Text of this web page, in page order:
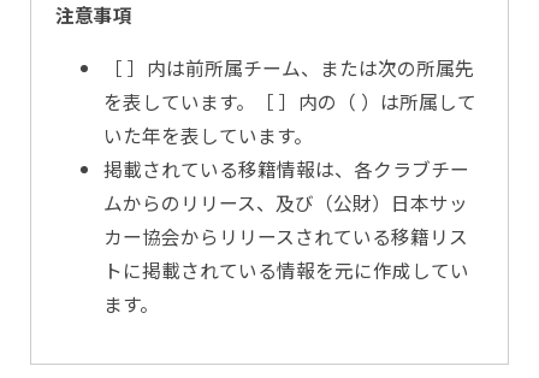
注意事項
［ ］内は前所属チーム、または次の所属先
を表しています。［ ］内の（ ）は所属して
いた年を表しています。
掲載されている移籍情報は、各クラブチー
ムからのリリース、及び（公財）日本サッ
カー協会からリリースされている移籍リス
トに掲載されている情報を元に作成してい
ます。